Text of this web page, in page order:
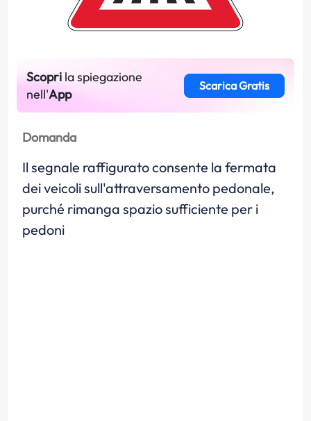
Scopri la spiegazione
nell'App
Scarica Gratis
Domanda
Il segnale raffigurato consente la fermata
dei veicoli sull'attraversamento pedonale,
purché rimanga spazio sufficiente per i
pedoni